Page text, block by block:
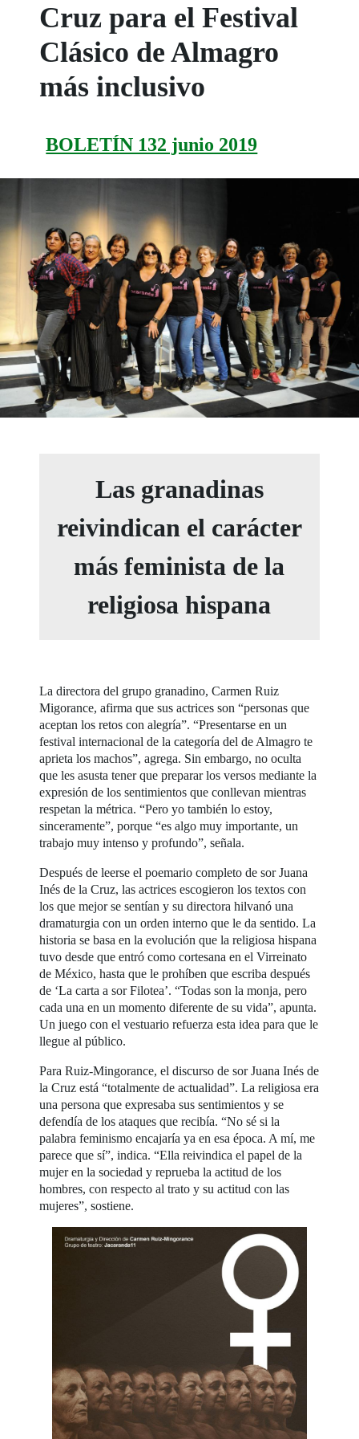
Cruz para el Festival
Clásico de Almagro
más inclusivo
BOLETÍN 132 junio 2019
Las granadinas
reivindican el carácter
más feminista de la
religiosa hispana
La directora del grupo granadino, Carmen Ruiz
Migorance, afirma que sus actrices son “personas que
aceptan los retos con alegría”. “Presentarse en un
festival internacional de la categoría del de Almagro te
aprieta los machos”, agrega. Sin embargo, no oculta
que les asusta tener que preparar los versos mediante la
expresión de los sentimientos que conllevan mientras
respetan la métrica. “Pero yo también lo estoy,
sinceramente”, porque “es algo muy importante, un
trabajo muy intenso y profundo”, señala.
Después de leerse el poemario completo de sor Juana
Inés de la Cruz, las actrices escogieron los textos con
los que mejor se sentían y su directora hilvanó una
dramaturgia con un orden interno que le da sentido. La
historia se basa en la evolución que la religiosa hispana
tuvo desde que entró como cortesana en el Virreinato
de México, hasta que le prohíben que escriba después
de ‘La carta a sor Filotea’. “Todas son la monja, pero
cada una en un momento diferente de su vida”, apunta.
Un juego con el vestuario refuerza esta idea para que le
llegue al público.
Para Ruiz-Mingorance, el discurso de sor Juana Inés de
la Cruz está “totalmente de actualidad”. La religiosa era
una persona que expresaba sus sentimientos y se
defendía de los ataques que recibía. “No sé si la
palabra feminismo encajaría ya en esa época. A mí, me
parece que sí”, indica. “Ella reivindica el papel de la
mujer en la sociedad y reprueba la actitud de los
hombres, con respecto al trato y su actitud con las
mujeres”, sostiene.